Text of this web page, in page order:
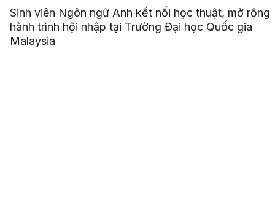
Sinh viên Ngôn ngữ Anh kết nối học thuật, mở rộng
hành trình hội nhập tại Trường Đại học Quốc gia
Malaysia